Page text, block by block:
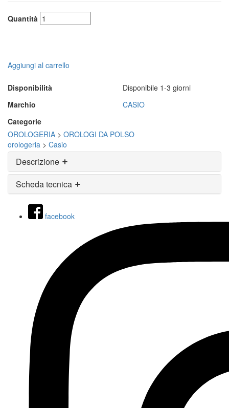
Quantità
Aggiungi al carrello
Disponibilità
Disponibile 1-3 giorni
Marchio
CASIO
Categorie
OROLOGERIA > OROLOGI DA POLSO
orologeria > Casio
Descrizione
Scheda tecnica
facebook